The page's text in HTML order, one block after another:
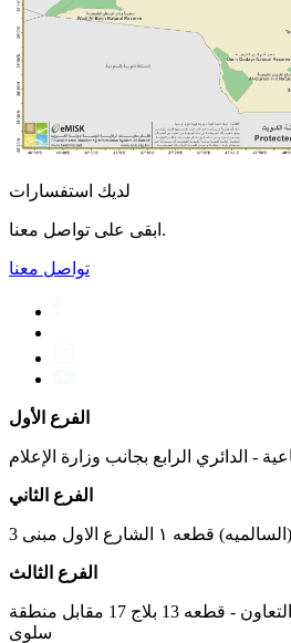
لديك استفسارات
ابقى على تواصل معنا.
تواصل معنا
الفرع الأول
- الدائري الرابع بجانب وزارة الإعلام
الفرع الثاني
١ الشارع الاول مبنى 3
الفرع الثالث
شاطئ انجفة - شارع التعاون - قطعه 13 بلاج 17 مقابل منطقة
سلوى